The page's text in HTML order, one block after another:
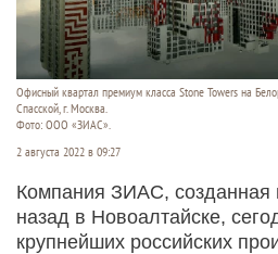
Офисный квартал премиум класса Stone Towers на
Спасской, г. Москва.
Фото: ООО «ЗИАС».
2 августа 2022 в 09:27
Компания ЗИАС, созданная
назад в Новоалтайске,
крупнейших российских